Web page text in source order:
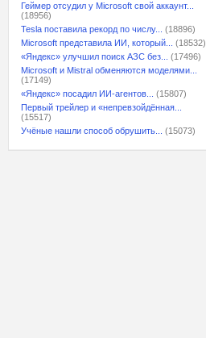
Геймер отсудил у Microsoft свой аккаунт...
(18956)
Tesla поставила рекорд по числу...
(18896)
Microsoft представила ИИ, который...
(18532)
«Яндекс» улучшил поиск АЗС без...
(17496)
Microsoft и Mistral обменяются моделями...
(17149)
«Яндекс» посадил ИИ-агентов...
(15807)
Первый трейлер и «непревзойдённая...
(15517)
Учёные нашли способ обрушить...
(15073)